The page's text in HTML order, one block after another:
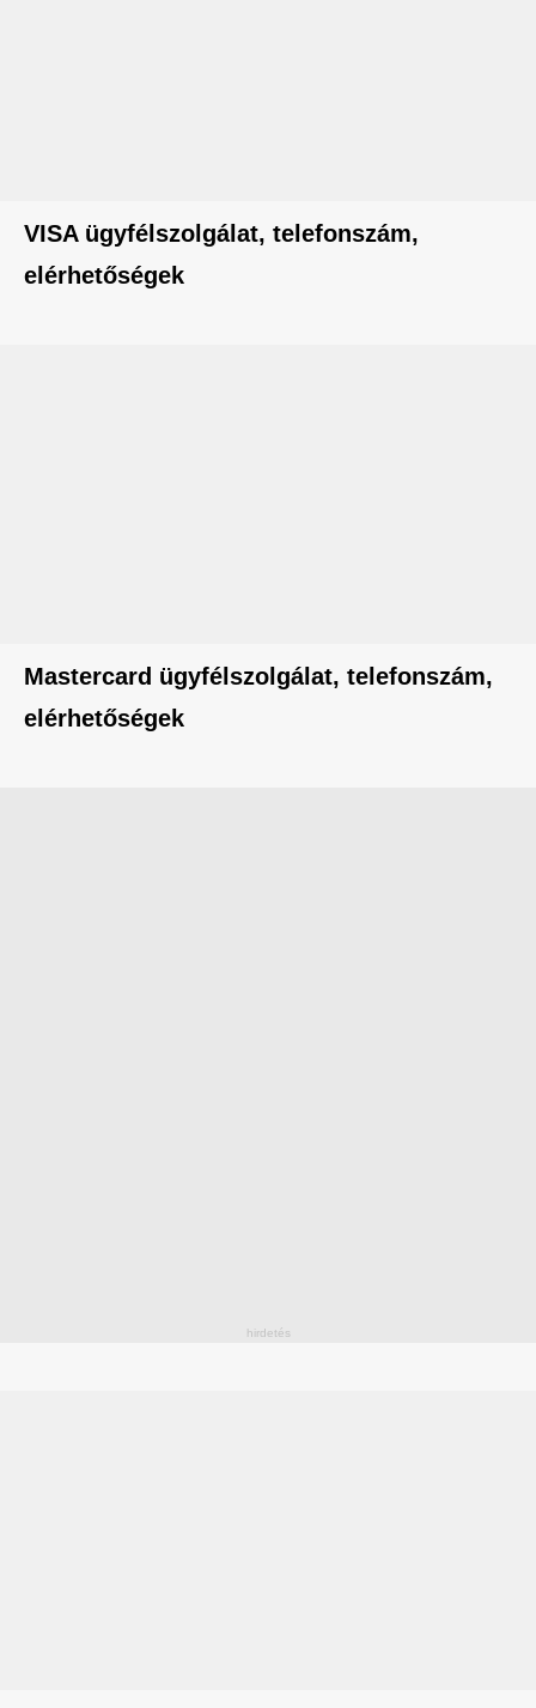
VISA ügyfélszolgálat, telefonszám,
elérhetőségek
Mastercard ügyfélszolgálat, telefonszám,
elérhetőségek